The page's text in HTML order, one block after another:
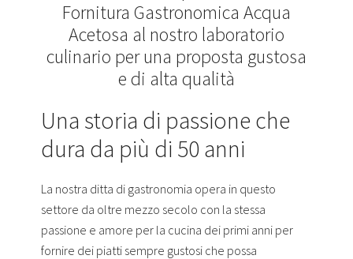
Fornitura Gastronomica Acqua
Acetosa al nostro laboratorio
culinario per una proposta gustosa
e di alta qualità
Una storia di passione che
dura da più di 50 anni
La nostra ditta di gastronomia opera in questo
settore da oltre mezzo secolo con la stessa
passione e amore per la cucina dei primi anni per
fornire dei piatti sempre gustosi che possa